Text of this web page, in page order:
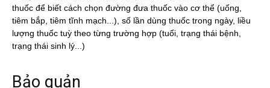
thuốc để biết cách chọn đường đưa thuốc vào cơ thể (uống,
tiêm bắp, tiêm tĩnh mạch...), số lần dùng thuốc trong ngày, liều
lượng thuốc tuỳ theo từng trường hợp (tuổi, trạng thái bệnh,
trạng thái sinh lý...)
Bảo quản